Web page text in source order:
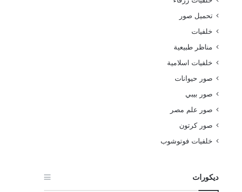
تحميل صور
خلفيات
مناظر طبيعية
خلفيات اسلامية
صور حيوانات
صور بيبي
صور علم مصر
صور كرتون
خلفيات فوتوشوب
ديكورات